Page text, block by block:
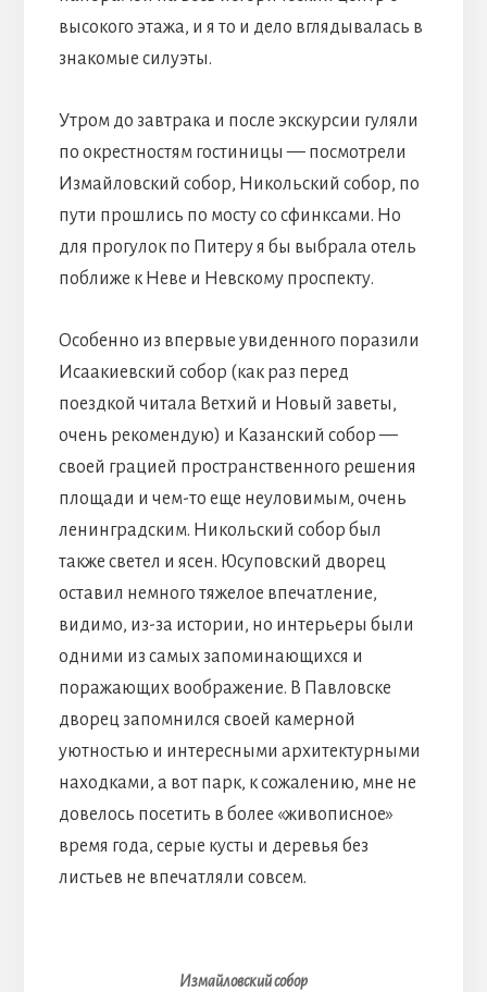
высокого этажа, и я то и дело вглядывалась в
знакомые силуэты.
Утром до завтрака и после экскурсии гуляли
по окрестностям гостиницы — посмотрели
Измайловский собор, Никольский собор, по
пути прошлись по мосту со сфинксами. Но
для прогулок по Питеру я бы выбрала отель
поближе к Неве и Невскому проспекту.
Особенно из впервые увиденного поразили
Исаакиевский собор (как раз перед
поездкой читала Ветхий и Новый заветы,
очень рекомендую) и Казанский собор —
своей грацией пространственного решения
площади и чем-то еще неуловимым, очень
ленинградским. Никольский собор был
также светел и ясен. Юсуповский дворец
оставил немного тяжелое впечатление,
видимо, из-за истории, но интерьеры были
одними из самых запоминающихся и
поражающих воображение. В Павловске
дворец запомнился своей камерной
уютностью и интересными архитектурными
находками, а вот парк, к сожалению, мне не
довелось посетить в более «живописное»
время года, серые кусты и деревья без
листьев не впечатляли совсем.
Измайловский собор